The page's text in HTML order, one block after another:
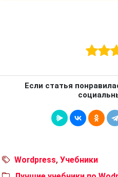
Если статья
Wordpress, Учебники